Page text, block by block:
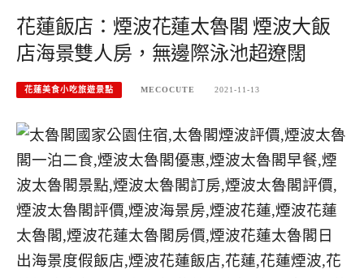
花蓮飯店：煙波花蓮太魯閣 煙波大飯
店海景雙人房，無邊際泳池超遼闊
花蓮美食小吃旅遊景點 MECOCUTE 2021-11-13